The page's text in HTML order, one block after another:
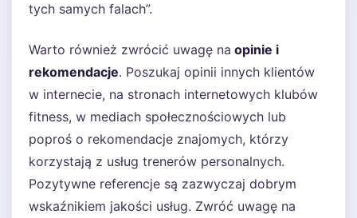
tych samych falach”.
Warto również zwrócić uwagę na opinie i
rekomendacje. Poszukaj opinii innych klientów
w internecie, na stronach internetowych klubów
fitness, w mediach społecznościowych lub
poproś o rekomendacje znajomych, którzy
korzystają z usług trenerów personalnych.
Pozytywne referencje są zazwyczaj dobrym
wskaźnikiem jakości usług. Zwróć uwagę na